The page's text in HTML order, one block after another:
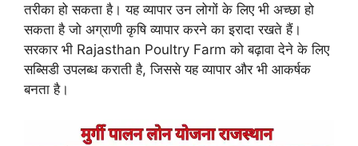
तरीका हो सकता है। यह व्यापार उन लोगों के लिए भी अच्छा हो
सकता है जो अग्राणी कृषि व्यापार करने का इरादा रखते हैं।
सरकार भी Rajasthan Poultry Farm को बढ़ावा देने के लिए
सब्सिडी उपलब्ध कराती है, जिससे यह व्यापार और भी आकर्षक
बनता है।